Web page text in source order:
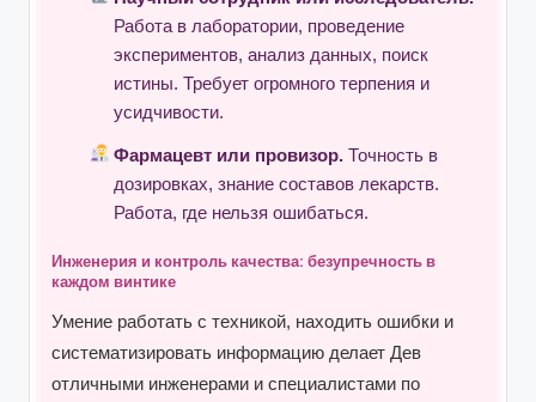
Работа в лаборатории, проведение
экспериментов, анализ данных, поиск
истины. Требует огромного терпения и
усидчивости.
Фармацевт или провизор. Точность в
дозировках, знание составов лекарств.
Работа, где нельзя ошибаться.
Инженерия и контроль качества: безупречность в
каждом винтике
Умение работать с техникой, находить ошибки и
систематизировать информацию делает Дев
отличными инженерами и специалистами по